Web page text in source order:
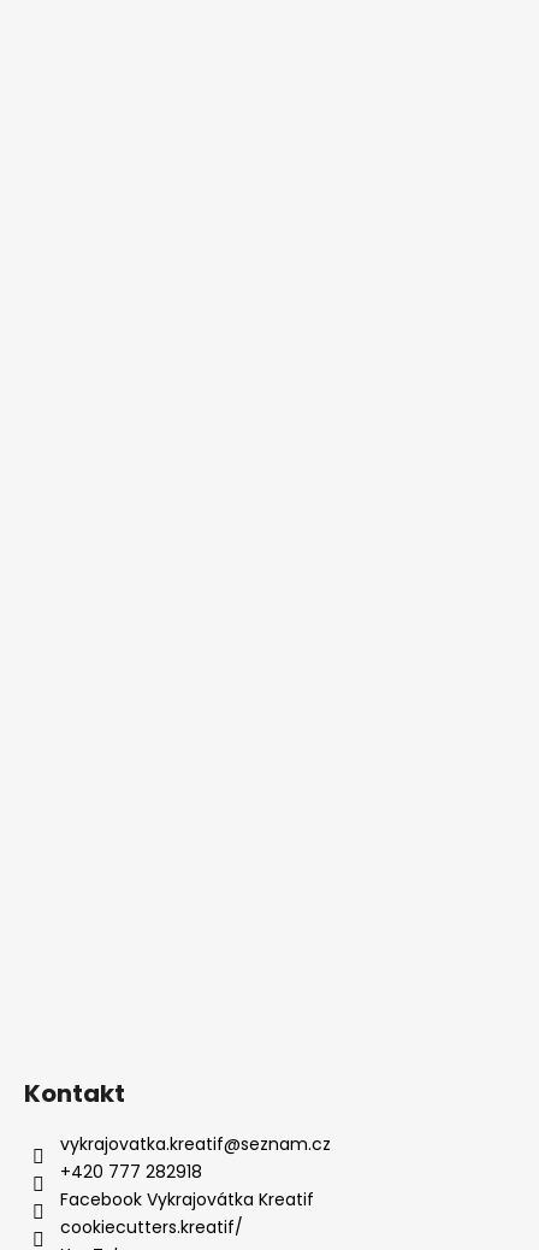
Kontakt
vykrajovatka.kreatif@seznam.cz
+420 777 282918
Facebook Vykrajovátka Kreatif
cookiecutters.kreatif/